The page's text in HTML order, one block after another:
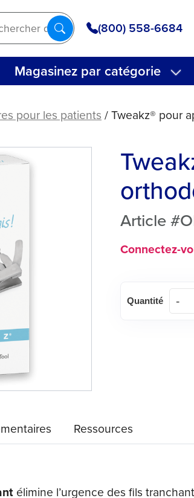
(800) 558-6684
Magasinez par catégorie
pour les patients/ Tweakz® pour
Article
Connectez-
de
Quantité
Ressources
élimine l’urgence des fils